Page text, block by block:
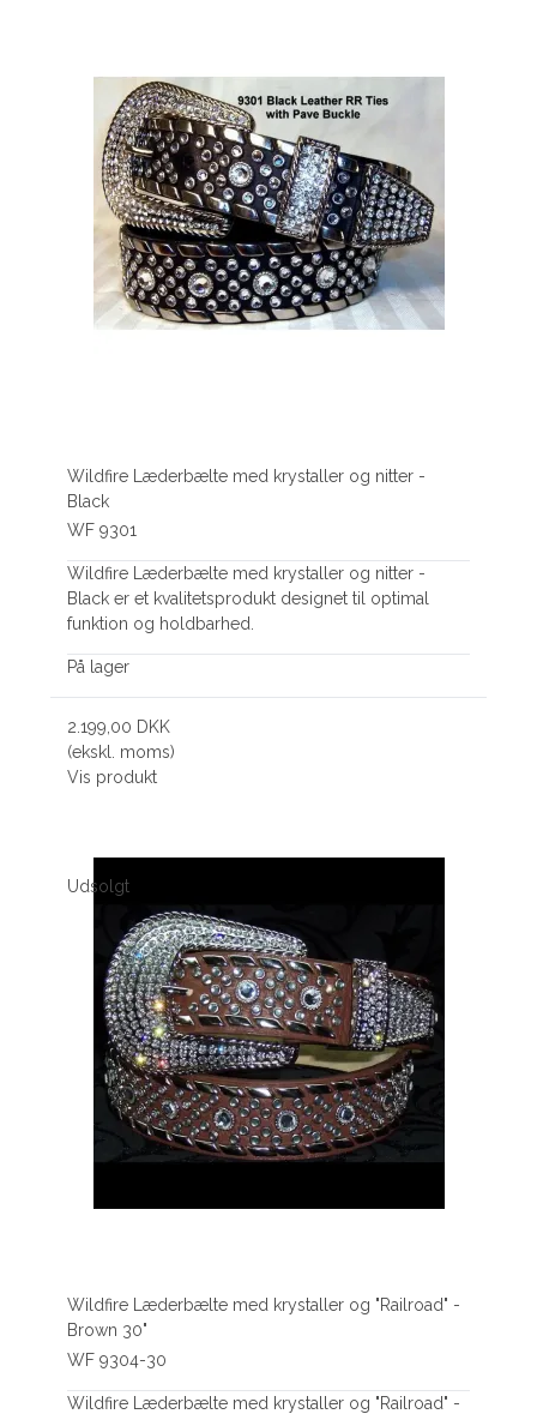
Wildfire Læderbælte med krystaller og nitter -
Black
WF 9301
Wildfire Læderbælte med krystaller og nitter -
Black er et kvalitetsprodukt designet til optimal
funktion og holdbarhed.
På lager
2.199,00 DKK
(ekskl. moms)
Vis produkt
Udsolgt
Wildfire Læderbælte med krystaller og "Railroad" -
Brown 30"
WF 9304-30
Wildfire Læderbælte med krystaller og "Railroad" -